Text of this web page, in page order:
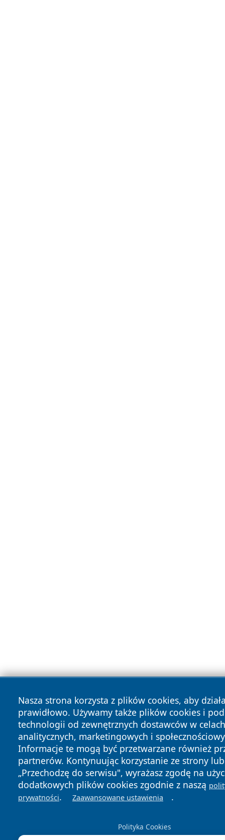
Nasza strona korzysta z plików cookies, aby
prawidłowo. Używamy także plików cookies i
technologii od zewnętrznych dostawców w celach
analitycznych, marketingowych i
Informacje te mogą być przetwarzane również
partnerów. Kontynuując korzystanie ze strony
„Przechodzę do serwisu", wyrażasz zgodę na
dodatkowych plików cookies zgodnie z naszą
prywatności. Zaawansowane ustawienia .
Polityka Cookies